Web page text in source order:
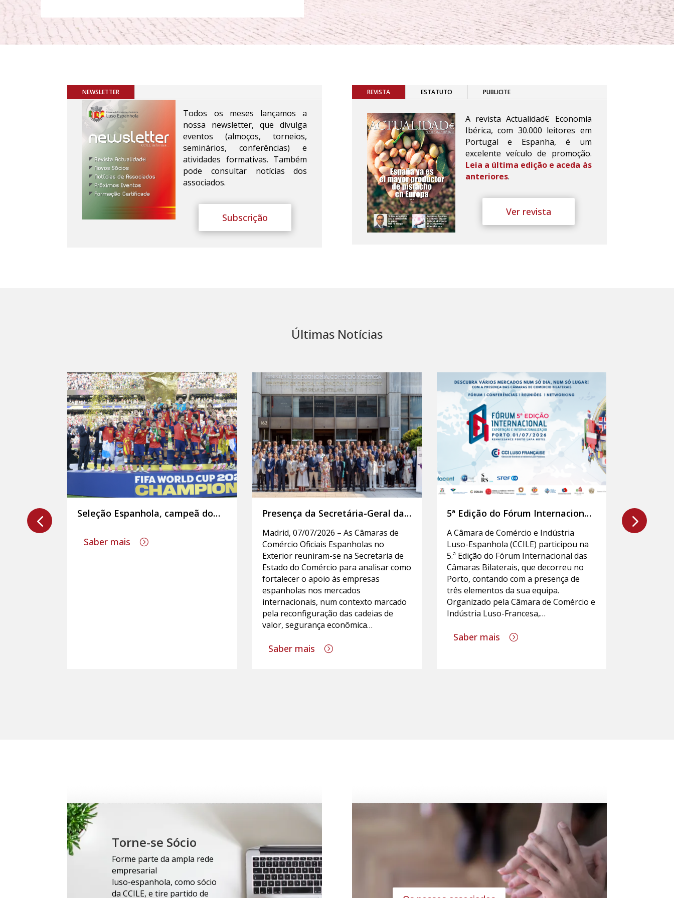
NEWSLETTER
Todos os meses lançamos a
nossa newsletter, que divulga
eventos (almoços, torneios,
seminários, conferências) e
atividades formativas. Também
pode consultar notícias dos
associados.
Subscrição
REVISTA ESTATUTO PUBLICITE
A revista Actualidad€ Economia
Ibérica, com 30.000 leitores em
Portugal e Espanha, é um
excelente veículo de promoção.
Leia a última edição e aceda às
anteriores.
Ver revista
Últimas Notícias
dos
Cunha,
Seleção Espanhola, campeã do
Saber mais
Presença da Secretária-Geral da
Câmaras de Comércio Espanholas
no Estrangeiro
Madrid, 07/07/2026 – As Câmaras de
Comércio Oficiais Espanholas no
Exterior reuniram-se na Secretaria de
Estado do Comércio para analisar como
fortalecer o apoio às empresas
espanholas nos mercados
internacionais, num contexto marcado
pela reconfiguração das cadeias de
valor, segurança econômica…
Saber mais
5ª Edição do Fórum Internacional
Indústria Bilaterais
A Câmara de Comércio e Indústria
Luso-Espanhola (CCILE) participou na
5.ª Edição do Fórum Internacional das
Câmaras Bilaterais, que decorreu no
Porto, contando com a presença de
três elementos da sua equipa.
Organizado pela Câmara de Comércio e
Indústria Luso-Francesa,…
Saber mais
Almoço
do
Graça
Check-in /
Torne-se Sócio
Forme parte da ampla rede
empresarial
luso-espanhola, como sócio
da CCILE, e tire partido de